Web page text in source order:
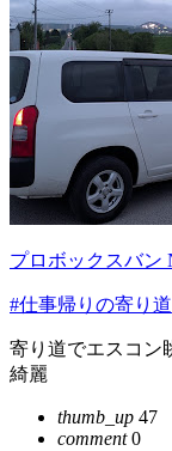
プロボックスバン
#仕事帰りの寄り道
寄り道でエスコン
綺麗
thumb_up 47
comment0